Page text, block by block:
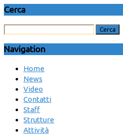
Cerca
Navigation
Home
News
Video
Contatti
Staff
Strutture
Attività